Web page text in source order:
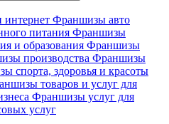
Франшизы авто
питания Франшизы
и образования Франшизы
производства Франшизы
спорта, здоровья и красоты
товаров и услуг для
Франшизы услуг для
услуг